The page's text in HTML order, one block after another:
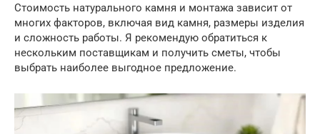
Стоимость натурального камня и монтажа зависит от
многих факторов, включая вид камня, размеры изделия
и сложность работы. Я рекомендую обратиться к
нескольким поставщикам и получить сметы, чтобы
выбрать наиболее выгодное предложение.